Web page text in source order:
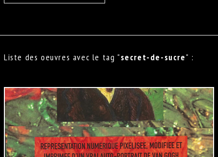
Liste des oeuvres avec le tag "secret-de-sucre" :